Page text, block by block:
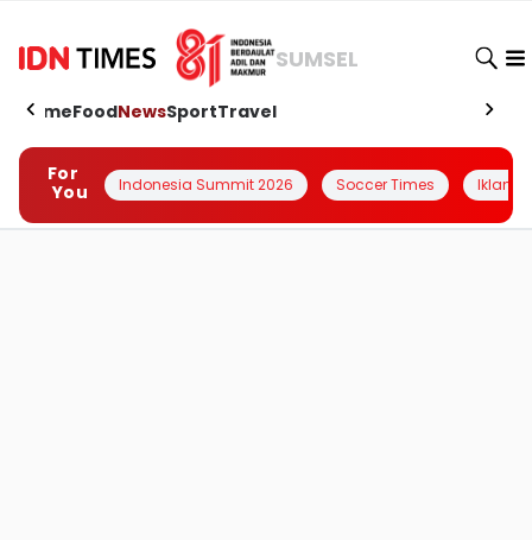
SUMSEL
HomeFoodNewsSportTravel
For
You
Indonesia Summit 2026 Soccer Times Iklanin